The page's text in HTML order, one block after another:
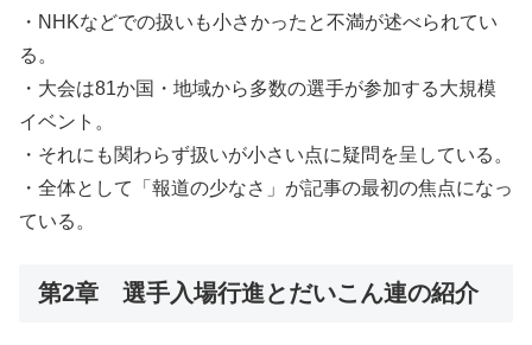
・NHKなどでの扱いも小さかったと不満が述べられてい
る。
・大会は81か国・地域から多数の選手が参加する大規模
イベント。
・それにも関わらず扱いが小さい点に疑問を呈している。
・全体として「報道の少なさ」が記事の最初の焦点になっ
ている。
第2章 選手入場行進とだいこん連の紹介